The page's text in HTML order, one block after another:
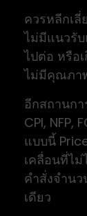
ควรหลีกเลี่
ไม่มีแนวรั
ไปต่อ หรือ
ไม่มีคุณภา
อีกสถานก
CPI, NFP,
แบบนี้
เคลื่อนที่ไ
คำสั่งจำน
เดียว